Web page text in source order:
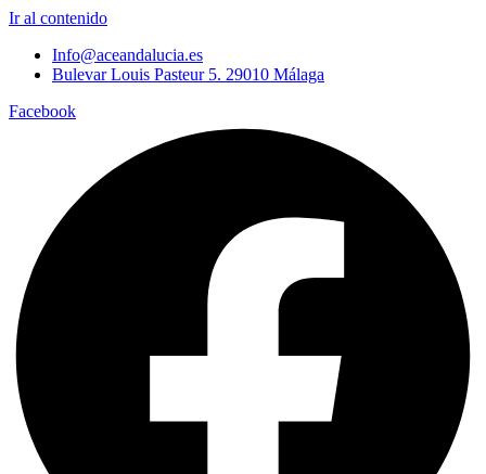
Ir al contenido
Info@aceandalucia.es
Bulevar Louis Pasteur 5. 29010 Málaga
Facebook